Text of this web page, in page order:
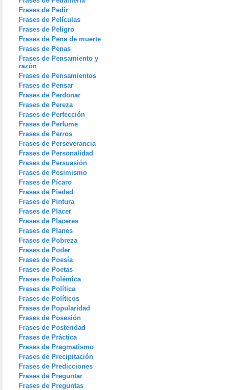
Frases de Pedir
Frases de Películas
Frases de Peligro
Frases de Pena de muerte
Frases de Penas
Frases de Pensamiento y
razón
Frases de Pensamientos
Frases de Pensar
Frases de Perdonar
Frases de Pereza
Frases de Perfección
Frases de Perfume
Frases de Perros
Frases de Perseverancia
Frases de Personalidad
Frases de Persuasión
Frases de Pesimismo
Frases de Pícaro
Frases de Piedad
Frases de Pintura
Frases de Placer
Frases de Placeres
Frases de Planes
Frases de Pobreza
Frases de Poder
Frases de Poesía
Frases de Poetas
Frases de Polémica
Frases de Política
Frases de Políticos
Frases de Popularidad
Frases de Posesión
Frases de Posteridad
Frases de Práctica
Frases de Pragmatismo
Frases de Precipitación
Frases de Predicciones
Frases de Preguntar
Frases de Preguntas